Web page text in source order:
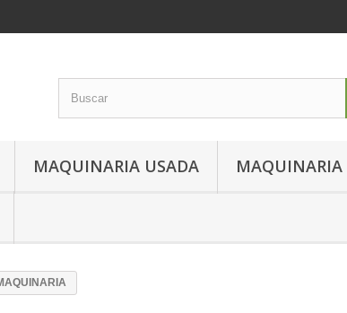
MAQUINARIA USADA MAQUINARIA